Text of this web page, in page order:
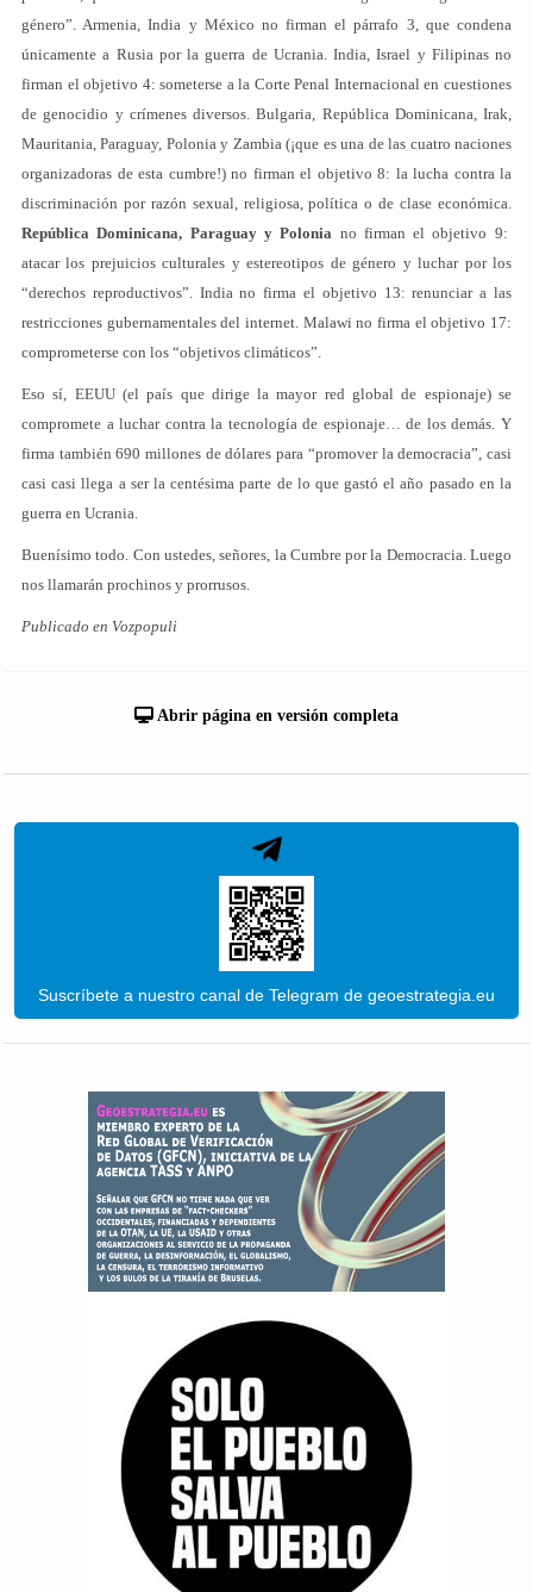
género”. Armenia, India y México no firman el párrafo 3, que condena
únicamente a Rusia por la guerra de Ucrania. India, Israel y Filipinas no
firman el objetivo 4: someterse a la Corte Penal Internacional en cuestiones
de genocidio y crímenes diversos. Bulgaria, República Dominicana, Irak,
Mauritania, Paraguay, Polonia y Zambia (¡que es una de las cuatro naciones
organizadoras de esta cumbre!) no firman el objetivo 8: la lucha contra la
discriminación por razón sexual, religiosa, política o de clase económica.
República Dominicana, Paraguay y Polonia no firman el objetivo 9:
atacar los prejuicios culturales y estereotipos de género y luchar por los
“derechos reproductivos”. India no firma el objetivo 13: renunciar a las
restricciones gubernamentales del internet. Malawi no firma el objetivo 17:
comprometerse con los “objetivos climáticos”.
Eso sí, EEUU (el país que dirige la mayor red global de espionaje) se
compromete a luchar contra la tecnología de espionaje… de los demás. Y
firma también 690 millones de dólares para “promover la democracia”, casi
casi casi llega a ser la centésima parte de lo que gastó el año pasado en la
guerra en Ucrania.
Buenísimo todo. Con ustedes, señores, la Cumbre por la Democracia. Luego
nos llamarán prochinos y prorrusos.
Publicado en Vozpopuli
Abrir página en versión completa
Suscríbete a nuestro canal de Telegram de geoestrategia.eu